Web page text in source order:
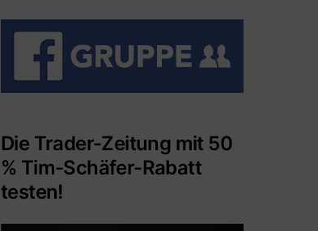
Die Trader-Zeitung mit 50
% Tim-Schäfer-Rabatt
testen!